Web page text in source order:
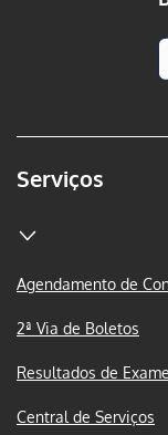
Serviços
Agendamento de
2ª Via de Boletos
Resultados de
Central de Serviços